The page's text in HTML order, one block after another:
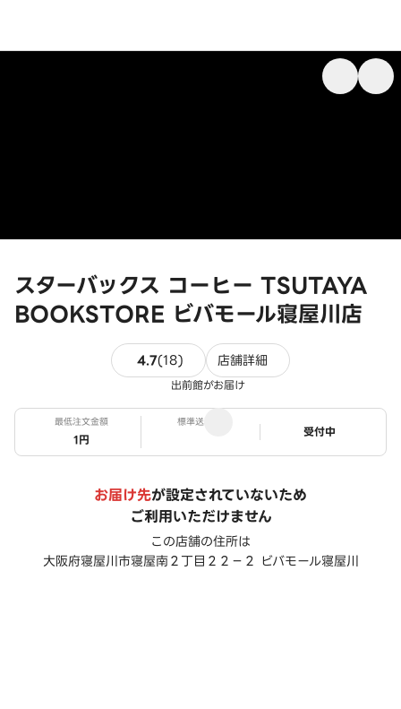
スターバックス コーヒー TSUTAYA
BOOKSTORE ビバモール寝屋川店
4.7(18) 18件のレビュー
店舗詳細
出前館がお届け
最低注文金額
1円
標準送料
ステータス
受付中
お届け先が設定されていないため
ご利用いただけません
この店舗の住所は
大阪府寝屋川市寝屋南２丁目２２－２ ビバモール寝屋川